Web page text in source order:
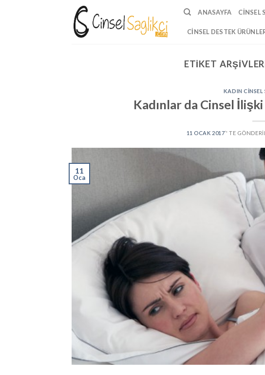
ANASAYFA CINSEL
CINSEL DESTEK
ETIKET
KADIN CINSEL
Kadınlar da Cinsel İlişki
11 OCAK 2017’' TE
11
Oca